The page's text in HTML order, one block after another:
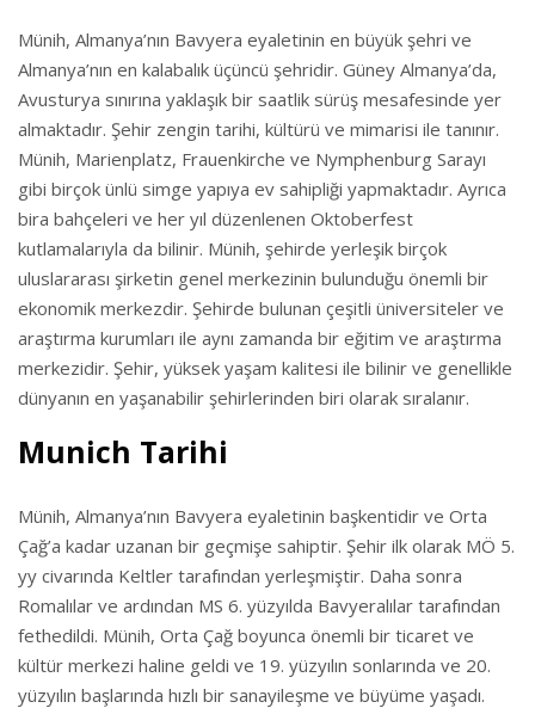
Münih, Almanya’nın Bavyera eyaletinin en büyük şehri ve
Almanya’nın en kalabalık üçüncü şehridir. Güney Almanya’da,
Avusturya sınırına yaklaşık bir saatlik sürüş mesafesinde yer
almaktadır. Şehir zengin tarihi, kültürü ve mimarisi ile tanınır.
Münih, Marienplatz, Frauenkirche ve Nymphenburg Sarayı
gibi birçok ünlü simge yapıya ev sahipliği yapmaktadır. Ayrıca
bira bahçeleri ve her yıl düzenlenen Oktoberfest
kutlamalarıyla da bilinir. Münih, şehirde yerleşik birçok
uluslararası şirketin genel merkezinin bulunduğu önemli bir
ekonomik merkezdir. Şehirde bulunan çeşitli üniversiteler ve
araştırma kurumları ile aynı zamanda bir eğitim ve araştırma
merkezidir. Şehir, yüksek yaşam kalitesi ile bilinir ve genellikle
dünyanın en yaşanabilir şehirlerinden biri olarak sıralanır.
Munich Tarihi
Münih, Almanya’nın Bavyera eyaletinin başkentidir ve Orta
Çağ’a kadar uzanan bir geçmişe sahiptir. Şehir ilk olarak MÖ 5.
yy civarında Keltler tarafından yerleşmiştir. Daha sonra
Romalılar ve ardından MS 6. yüzyılda Bavyeralılar tarafından
fethedildi. Münih, Orta Çağ boyunca önemli bir ticaret ve
kültür merkezi haline geldi ve 19. yüzyılın sonlarında ve 20.
yüzyılın başlarında hızlı bir sanayileşme ve büyüme yaşadı.